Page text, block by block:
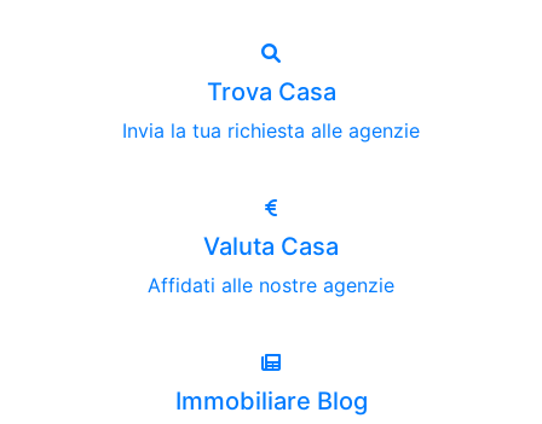
Trova Casa
Invia la tua richiesta alle agenzie
Valuta Casa
Affidati alle nostre agenzie
Immobiliare Blog